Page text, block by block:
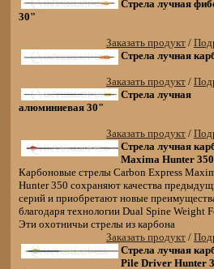
Стрела лучная
30"
Заказать продукт /
Стрела лучная
Заказать продукт /
Стрела лучная
алюминиевая 30"
Заказать продукт /
Стрела лучная
Maxima Hunter 350
Карбоновые стрелы Carbon Express
Hunter 350 сохраняют качества
серий и приобретают новые
благодаря технологии Dual Spine Weight
Эти охотничьи стрелы из карбона
Заказать продукт /
Стрела лучная
Pile Driver Hunter